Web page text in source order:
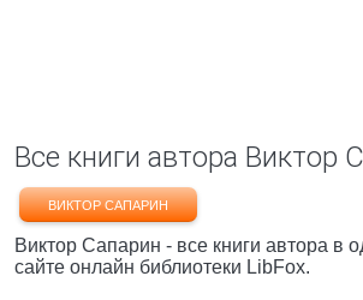
Все книги автора Виктор
ВИКТОР САПАРИН
Виктор Сапарин - все книги автора в
сайте онлайн библиотеки LibFox.